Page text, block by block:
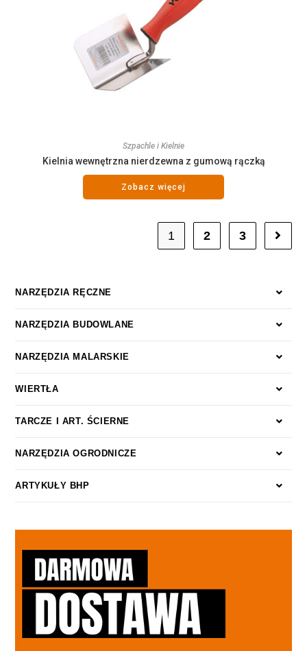
Szpachle i Kielnie
Kielnia wewnętrzna nierdzewna z gumową rączką
Zobacz więcej
1 2 3
NARZĘDZIA RĘCZNE
NARZĘDZIA BUDOWLANE
NARZĘDZIA MALARSKIE
WIERTŁA
TARCZE I ART. ŚCIERNE
NARZĘDZIA OGRODNICZE
ARTYKUŁY BHP